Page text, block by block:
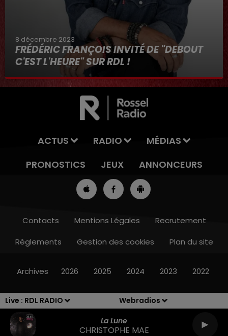
Live : RDL RADIO
Webradios
La Lune
CHRISTOPHE MAE
13h00 - 16h00
8 décembre 2023
FRÉDÉRIC FRANÇOIS INVITÉ DE "DEBOUT
C'EST L'HEURE" SUR RDL !
8 décembre 2023
ACTUS RADIO
MÉDIAS
PRONOSTICS
JEUX ANNONCEURS
Contacts Mentions Légales
Recrutement
Règlements
Gestion des cookies Plan du site
Archives 2026 2025 2024 2023 2022